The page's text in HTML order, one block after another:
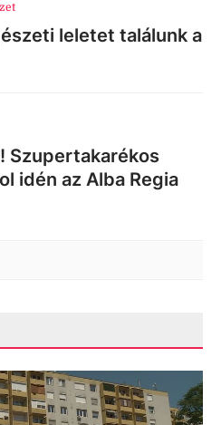
leletet találunk a
Szupertakarékos
idén az Alba Regia